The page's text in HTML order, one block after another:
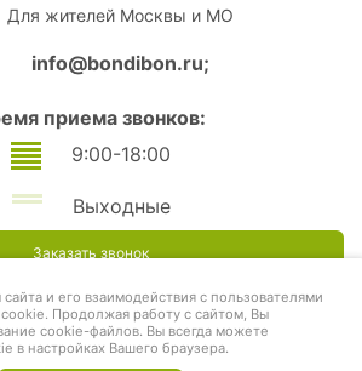
Для жителей Москвы и МО
info@bondibon.ru;
приема звонков:
9:00-18:00
Выходные
Заказать звонок
и его взаимодействия с пользователями
Продолжая работу с сайтом, Вы
cookie-файлов. Вы всегда можете
в настройках Вашего браузера.